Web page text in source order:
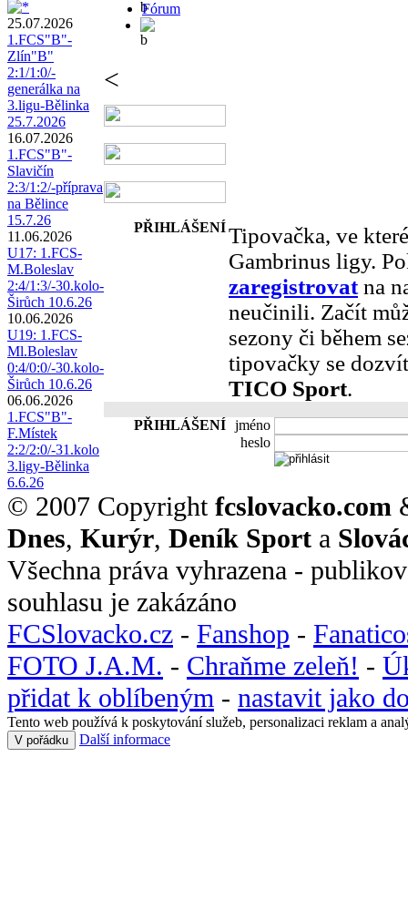
25.07.2026
1.FCS"B"-
Zlín"B"
2:1/1:0/-
generálka na
3.ligu-Bělinka
25.7.2026
16.07.2026
1.FCS"B"-
Slavičín
2:3/1:2/-příprava
na Bělince
15.7.26
11.06.2026
U17: 1.FCS-
M.Boleslav
2:4/1:3/-30.kolo-
Širůch 10.6.26
10.06.2026
U19: 1.FCS-
Ml.Boleslav
0:4/0:0/-30.kolo-
Širůch 10.6.26
06.06.2026
1.FCS"B"-
F.Místek
2:2/2:0/-31.kolo
3.ligy-Bělinka
6.6.26
Fórum
<
PŘIHLÁŠENÍTipovačka, ve
Gambrinus ligy.
zaregistrovatna
neučinili. Začít
sezony či během
tipovačky se
TICO Sport.
PŘIHLÁŠENÍ jméno
heslo
© 2007 Copyright fcslovacko.com
Dnes, Kurýr, Deník Sport a
Všechna práva vyhrazena -
souhlasu je zakázáno
FCSlovacko.cz - Fanshop -
FOTO J.A.M. - Chraňme zeleň! -
přidat k oblíbeným - nastavit jako
Tento web používá k poskytování služeb, personalizaci reklam a
V pořádku Další informace